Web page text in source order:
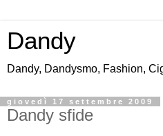
Dandy
Dandy, Dandysmo, Fashion,
giovedì 17 settembre 2009
Dandy sfide